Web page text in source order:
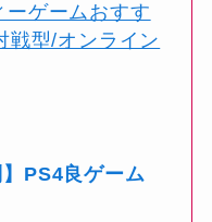
ーゲームおすす
戦型/オンライン
】PS4良ゲーム